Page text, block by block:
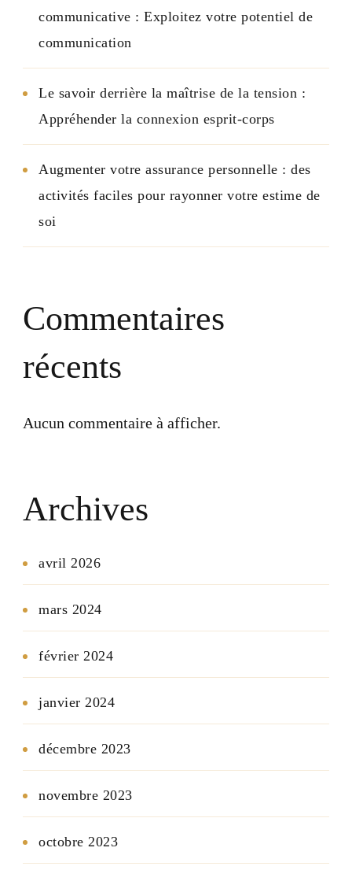
communicative : Exploitez votre potentiel de
communication
Le savoir derrière la maîtrise de la tension :
Appréhender la connexion esprit-corps
Augmenter votre assurance personnelle : des
activités faciles pour rayonner votre estime de
soi
Commentaires
récents
Aucun commentaire à afficher.
Archives
avril 2026
mars 2024
février 2024
janvier 2024
décembre 2023
novembre 2023
octobre 2023